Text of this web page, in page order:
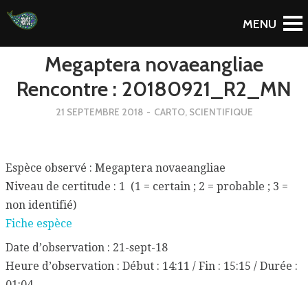
To Blog
Megaptera novaeangliae
Rencontre : 20180921_R2_MN
21 SEPTEMBRE 2018 - CARTO, SCIENTIFIQUE
Espèce observé : Megaptera novaeangliae
Niveau de certitude : 1 (1 = certain ; 2 = probable ; 3 =
non identifié)
Fiche espèce
Date d’observation : 21-sept-18
Heure d’observation : Début : 14:11 / Fin : 15:15 / Durée :